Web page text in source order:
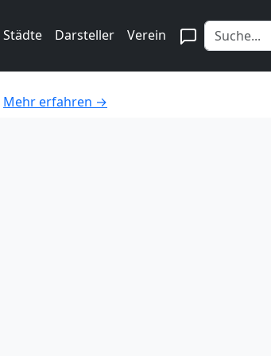
Städte Darsteller Verein
Mehr erfahren →